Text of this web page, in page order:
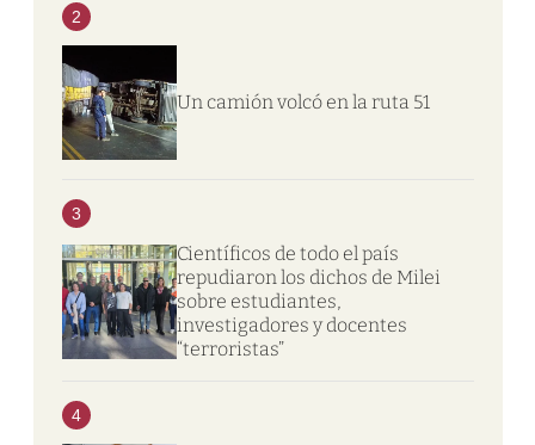
2
Un camión volcó en la ruta 51
3
Científicos de todo el país
repudiaron los dichos de Milei
sobre estudiantes,
investigadores y docentes
“terroristas”
4